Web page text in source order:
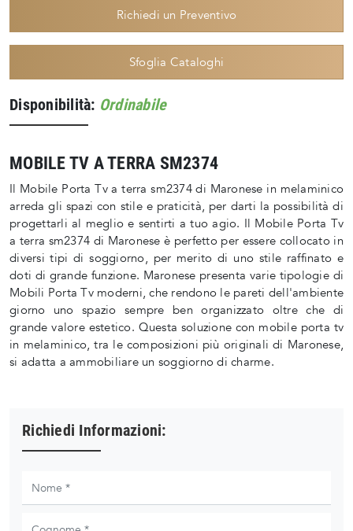
Richiedi un Preventivo
Sfoglia Cataloghi
Disponibilità: Ordinabile
MOBILE TV A TERRA SM2374
Il Mobile Porta Tv a terra sm2374 di Maronese in melaminico
arreda gli spazi con stile e praticità, per darti la possibilità di
progettarli al meglio e sentirti a tuo agio. Il Mobile Porta Tv
a terra sm2374 di Maronese è perfetto per essere collocato in
diversi tipi di soggiorno, per merito di uno stile raffinato e
doti di grande funzione. Maronese presenta varie tipologie di
Mobili Porta Tv moderni, che rendono le pareti dell'ambiente
giorno uno spazio sempre ben organizzato oltre che di
grande valore estetico. Questa soluzione con mobile porta tv
in melaminico, tra le composizioni più originali di Maronese,
si adatta a ammobiliare un soggiorno di charme.
Richiedi Informazioni: